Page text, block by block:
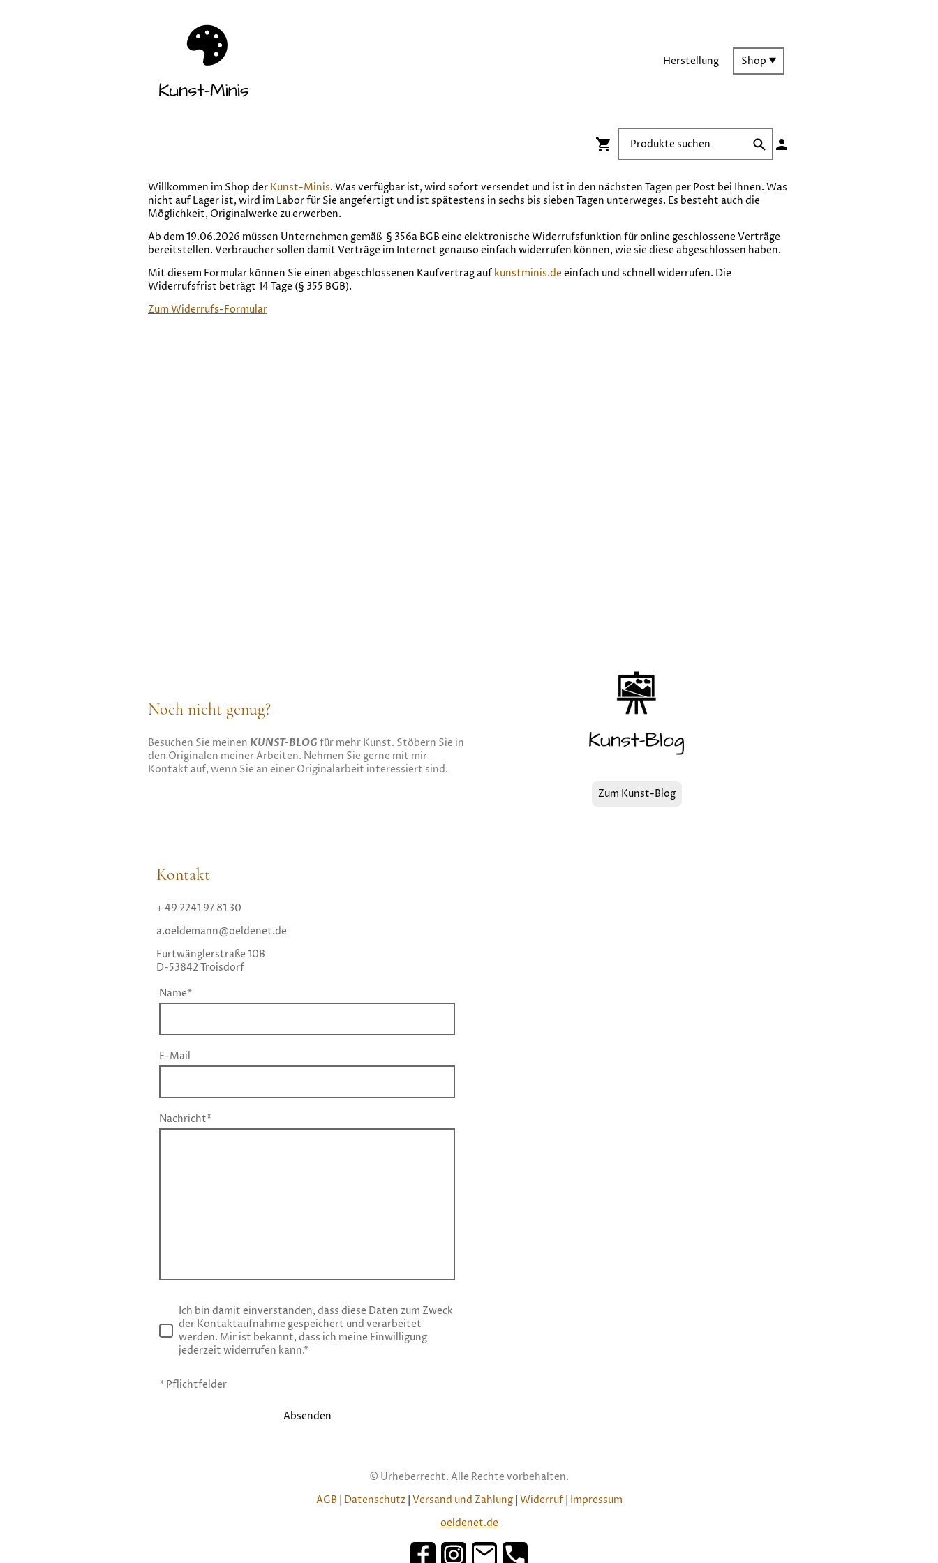
Herstellung Shop
Willkommen im Shop der Kunst-Minis. Was verfügbar ist, wird sofort versendet und ist in den nächsten Tagen per Post bei Ihnen. Was
nicht auf Lager ist, wird im Labor für Sie angefertigt und ist spätestens in sechs bis sieben Tagen unterweges. Es besteht auch die
Möglichkeit, Originalwerke zu erwerben.
Ab dem 19.06.2026 müssen Unternehmen gemäß § 356a BGB eine elektronische Widerrufsfunktion für online geschlossene Verträge
bereitstellen. Verbraucher sollen damit Verträge im Internet genauso einfach widerrufen können, wie sie diese abgeschlossen haben.
Mit diesem Formular können Sie einen abgeschlossenen Kaufvertrag auf kunstminis.deeinfach und schnell widerrufen. Die
Widerrufsfrist beträgt 14 Tage (§ 355 BGB).
Zum Widerrufs-Formular
Noch nicht genug?
Besuchen Sie meinen KUNST-BLOG für mehr Kunst. Stöbern Sie in
den Originalen meiner Arbeiten. Nehmen Sie gerne mit mir
Kontakt auf, wenn Sie an einer Originalarbeit interessiert sind.
Zum Kunst-Blog
Kontakt
+ 49 2241 97 81 30
a.oeldemann@oeldenet.de
Furtwänglerstraße 10B
D-53842 Troisdorf
Name*
E-Mail
Nachricht*
Ich bin damit einverstanden, dass diese Daten zum Zweck
der Kontaktaufnahme gespeichert und verarbeitet
werden. Mir ist bekannt, dass ich meine Einwilligung
jederzeit widerrufen kann.*
* Pflichtfelder
Absenden
© Urheberrecht. Alle Rechte vorbehalten.
AGB
Datenschutz| Versand und Zahlung| Widerruf Impressum
oeldenet.de